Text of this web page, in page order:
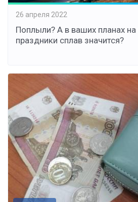
26 апреля 2022
Поплыли? А в ваших планах
праздники сплав значится?